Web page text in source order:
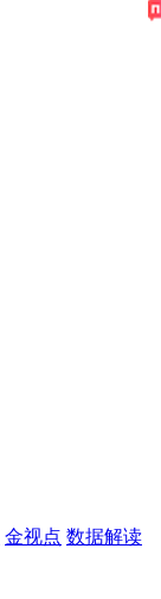
金视点 数据解读